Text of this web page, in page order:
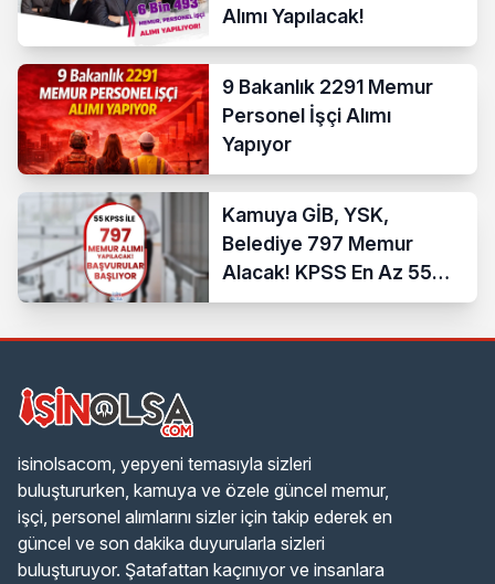
Alımı Yapılacak!
9 Bakanlık 2291 Memur
Personel İşçi Alımı
Yapıyor
Kamuya GİB, YSK,
Belediye 797 Memur
Alacak! KPSS En Az 55
Puan İle
isinolsacom, yepyeni temasıyla sizleri
buluştururken, kamuya ve özele güncel memur,
işçi, personel alımlarını sizler için takip ederek en
güncel ve son dakika duyurularla sizleri
buluşturuyor. Şatafattan kaçınıyor ve insanlara